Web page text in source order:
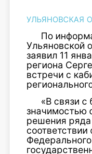
УЛЬЯНОВСКАЯ
По
Ульяновской
заявил 11
региона
встречи с
«В связи с
значимостью
решения
соответствии